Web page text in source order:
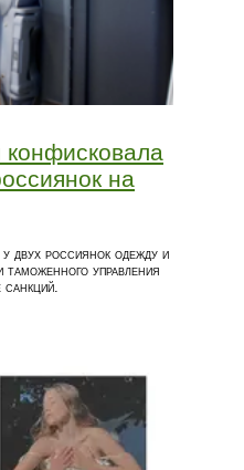
на
двух россиянок одежду и
управления
санкций.